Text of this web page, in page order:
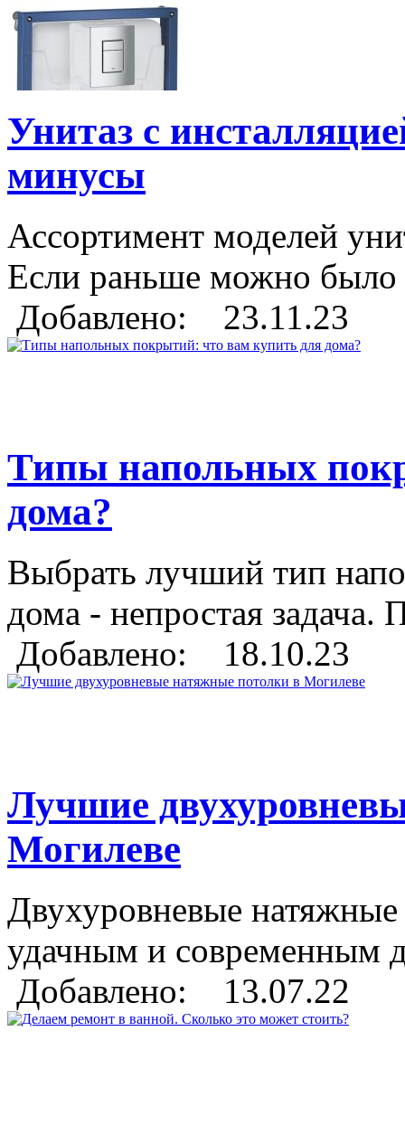
Унитаз с
минусы
Ассортимент моделей
Если раньше можно было
Добавлено: 23.11.23
Типы напольных
дома?
Выбрать лучший тип
дома - непростая
Добавлено: 18.10.23
Лучшие
Могилеве
Двухуровневые натяжные
удачным и современным
Добавлено: 13.07.22